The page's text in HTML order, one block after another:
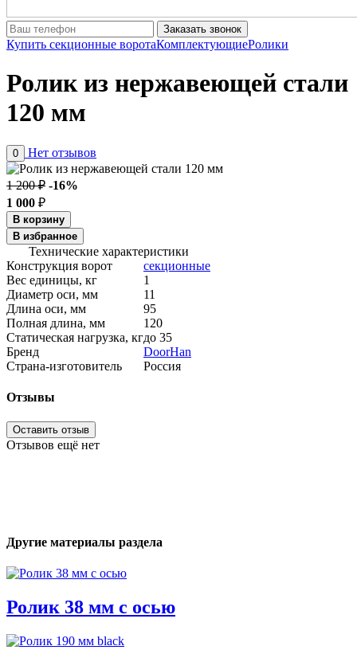
Заказать звонок
Купить секционные воротаКомплектующиеРолики
Ролик из нержавеющей стали
120 мм
0 Нет отзывов
1 200 ₽ -16%
1 000 ₽
В корзину
В избранное
Технические характеристики
Конструкция ворот
секционные
Вес единицы, кг
1
Диаметр оси, мм
11
Длина оси, мм
95
Полная длина, мм
120
Статическая нагрузка, кгдо 35
Бренд
DoorHan
Страна-изготовитель
Россия
Отзывы
Оставить отзыв
Отзывов ещё нет
Другие материалы раздела
Ролик 38 мм с осью